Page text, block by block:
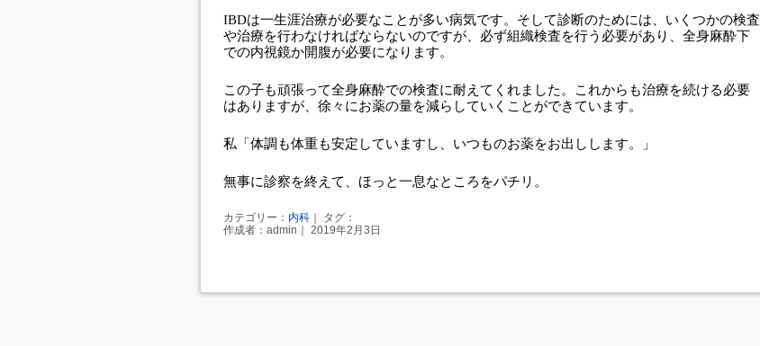
IBDは一生涯治療が必要なことが多い病気です。そして診断のためには、いくつかの検査
や治療を行わなければならないのですが、必ず組織検査を行う必要があり、全身麻酔下
での内視鏡か開腹が必要になります。
この子も頑張って全身麻酔での検査に耐えてくれました。これからも治療を続ける必要
はありますが、徐々にお薬の量を減らしていくことができています。
私「体調も体重も安定していますし、いつものお薬をお出しします。」
無事に診察を終えて、ほっと一息なところをパチリ。
カテゴリー： 内科 ｜ タグ：
作成者：admin｜ 2019年2月3日